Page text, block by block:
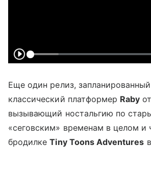
Еще один релиз,
классический платформер Raby
вызывающий ностальгию по
«сеговским» временам в целом и
бродилкеTiny Toons Adventures